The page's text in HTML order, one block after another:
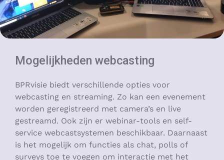
Mogelijkheden webcasting
BPRvisie biedt verschillende opties voor
webcasting en streaming. Zo kan een evenement
worden geregistreerd met camera’s en live
gestreamd. Ook zijn er webinar-tools en self-
service webcastsystemen beschikbaar. Daarnaast
is het mogelijk om functies als chat, polls of
surveys toe te voegen om interactie met het